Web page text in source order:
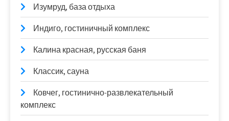
Изумруд, база отдыха
Индиго, гостиничный комплекс
Калина красная, русская баня
Классик, сауна
Ковчег, гостинично-развлекательный
комплекс